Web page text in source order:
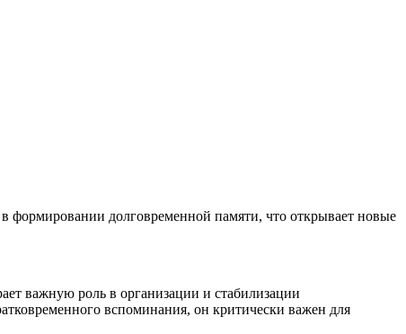
формировании долговременной памяти, что открывает новые
важную роль в организации и стабилизации
вспоминания, он критически важен для